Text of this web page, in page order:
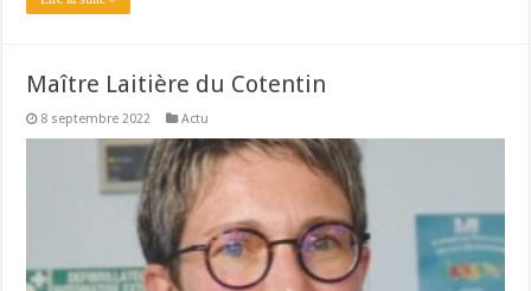
Maître Laitière du Cotentin
8 septembre 2022 Actu